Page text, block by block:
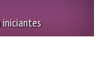
iniciantes